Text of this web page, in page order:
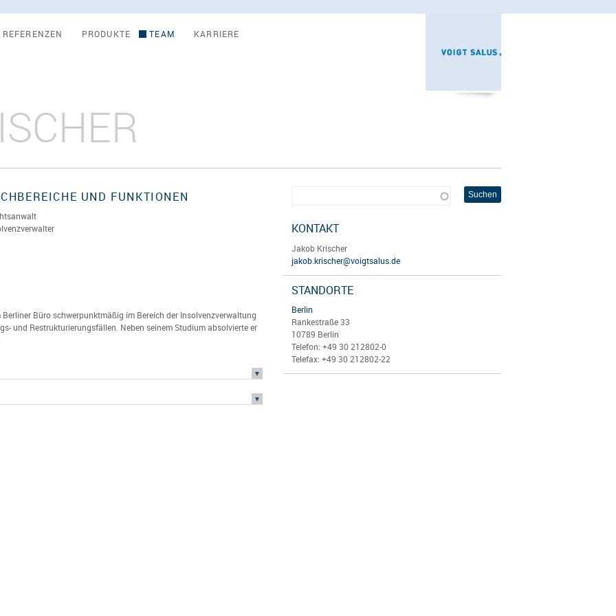
REFERENZEN PRODUKTE TEAM KARRIERE
UND FUNKTIONEN
Büro schwerpunktmäßig im Bereich der Insolvenzverwaltung
und Restrukturierungsfällen. Neben seinem Studium absolvierte er
KONTAKT
Jakob Krischer
jakob.krischer@voigtsalus.de
STANDORTE
Berlin
Rankestraße 33
10789 Berlin
Telefon:+49 30 212802-0
Telefax:+49 30 212802-22